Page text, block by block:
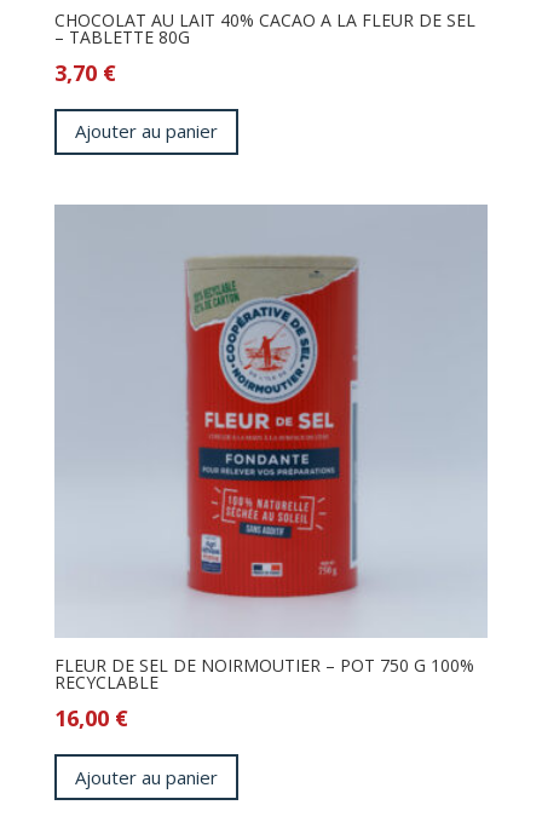
CHOCOLAT AU LAIT 40% CACAO A LA FLEUR DE SEL
– TABLETTE 80G
3,70 €
Ajouter au panier
FLEUR DE SEL DE NOIRMOUTIER – POT 750 G 100%
RECYCLABLE
16,00 €
Ajouter au panier